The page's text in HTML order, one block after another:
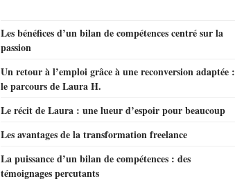
Les bénéfices d’un bilan de compétences centré sur la
passion
Un retour à l’emploi grâce à une reconversion adaptée :
le parcours de Laura H.
Le récit de Laura : une lueur d’espoir pour beaucoup
Les avantages de la transformation freelance
La puissance d’un bilan de compétences : des
témoignages percutants